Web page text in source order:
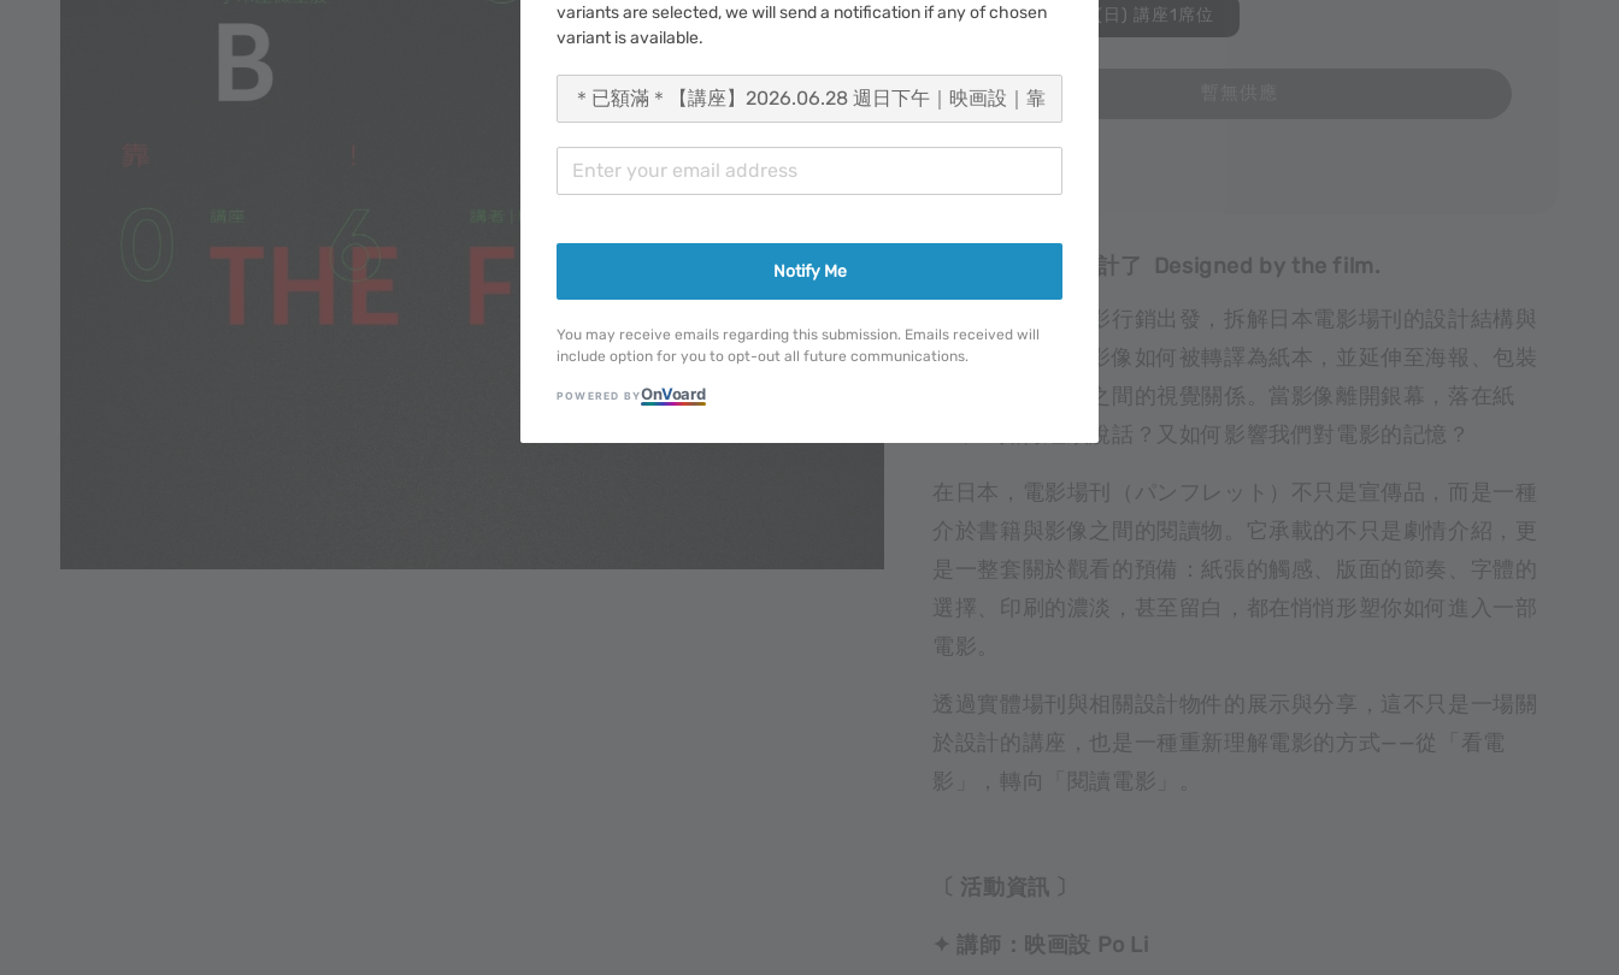
2026.06.28(日) 講座1席位
靠！被電影設計了 Designed by the film.
本場講座將從電影行銷出發，拆解日本電影場刊的設計結構與
印刷語彙，細看影像如何被轉譯為紙本，並延伸至海報、包裝
與各類周邊設計之間的視覺關係。當影像離開銀幕，落在紙
上，它如何繼續說話？又如何影響我們對電影的記憶？
在日本，電影場刊（パンフレット）不只是宣傳品，而是一種
介於書籍與影像之間的閱讀物。它承載的不只是劇情介紹，更
是一整套關於觀看的預備：紙張的觸感、版面的節奏、字體的
選擇、印刷的濃淡，甚至留白，都在悄悄形塑你如何進入一部
電影。
透過實體場刊與相關設計物件的展示與分享，這不只是一場關
於設計的講座，也是一種重新理解電影的方式——從「看電
影」，轉向「閱讀電影」。
〔 活動資訊 〕
✦ 講師：映画設 Po Li
variants are selected, we will send a notification if any of chosen
variant is available.
Notify Me
You may receive emails regarding this submission. Emails received will
include option for you to opt-out all future communications.
POWERED BYOnVoard